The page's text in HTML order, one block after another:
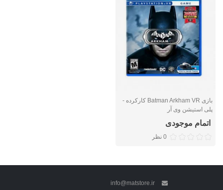
بازی Batman Arkham VR کارکرده -
پلی استیشن وی آر
اتمام موجودی
0 نظر
info@matstore.ir